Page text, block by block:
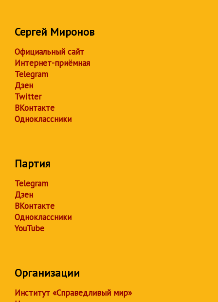
Сергей Миронов
Официальный сайт
Интернет-приёмная
Telegram
Дзен
Twitter
ВКонтакте
Одноклассники
Партия
Telegram
Дзен
ВКонтакте
Одноклассники
YouTube
Организации
Институт «Справедливый мир»